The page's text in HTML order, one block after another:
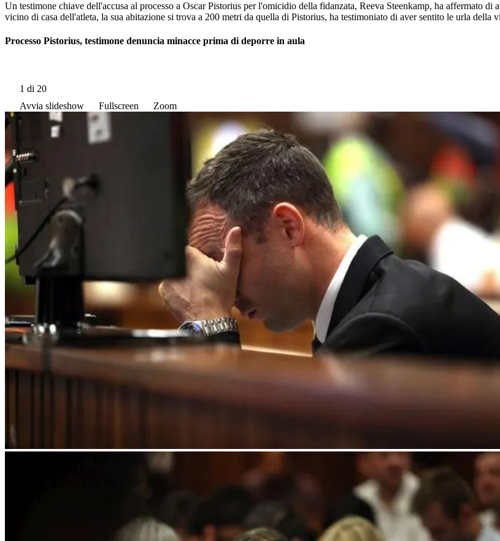
Un testimone chiave dell'accusa al processo a Oscar Pistorius per l'omicidio della fidanzata, Reeva Steenkamp, ha affermato
vicino di casa dell'atleta, la sua abitazione si trova a 200 metri da quella di Pistorius, ha testimoniato di aver sentito le urla
Processo Pistorius, testimone denuncia minacce prima di deporre in aula
1 di 20
Avvia slideshow
Fullscreen Zoom